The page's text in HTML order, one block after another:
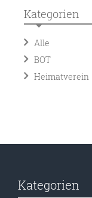
Kategorien
Alle
BOT
Heimatverein
Kategorien